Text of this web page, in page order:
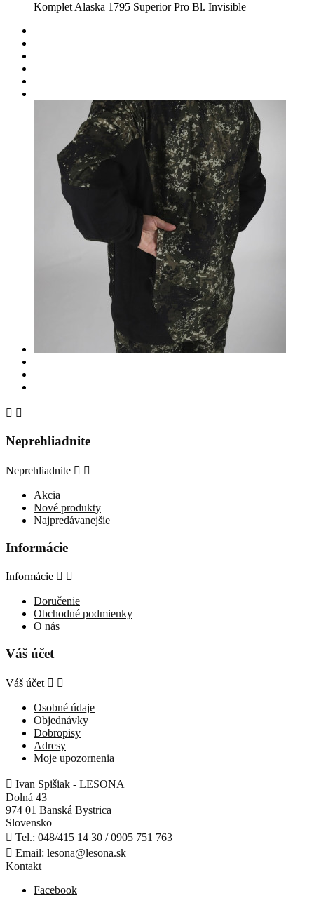
Komplet Alaska 1795 Superior Pro Bl. Invisible
 
Neprehliadnite
Neprehliadnite  
Akcia
Nové produkty
Najpredávanejšie
Informácie
Informácie  
Doručenie
Obchodné podmienky
O nás
Váš účet
Váš účet  
Osobné údaje
Objednávky
Dobropisy
Adresy
Moje upozornenia
 Ivan Spišiak - LESONA
Dolná 43
974 01 Banská Bystrica
Slovensko
 Tel.: 048/415 14 30 / 0905 751 763
 Email: lesona@lesona.sk
Kontakt
Facebook